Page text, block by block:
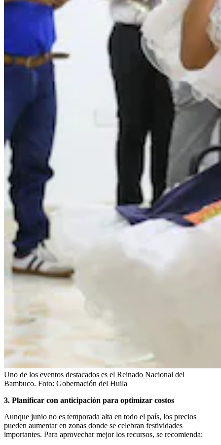
Uno de los eventos destacados es el Reinado Nacional del
Bambuco. Foto: Gobernación del Huila
3. Planificar con anticipación para optimizar costos
Aunque junio no es temporada alta en todo el país, los precios
pueden aumentar en zonas donde se celebran festividades
importantes. Para aprovechar mejor los recursos, se recomienda: